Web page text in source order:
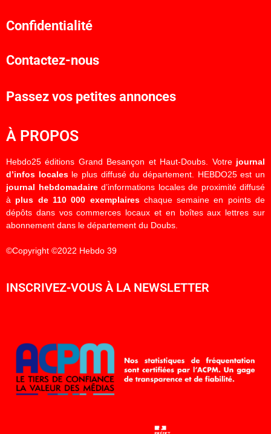
Confidentialité
Contactez-nous
Passez vos petites annonces
À PROPOS
Hebdo25 éditions Grand Besançon et Haut-Doubs. Votre journal
d’infos localesle plus diffusé du département. HEBDO25 est un
journal hebdomadaired’informations locales de proximité diffusé
à plus de 110 000 exemplaireschaque semaine en points de
dépôts dans vos commerces locaux et en boîtes aux lettres sur
abonnement dans le département du Doubs.
©Copyright ©2022 Hebdo 39
INSCRIVEZ-VOUS À LA NEWSLETTER